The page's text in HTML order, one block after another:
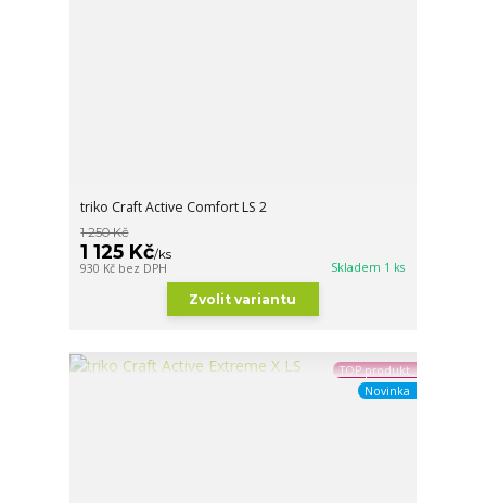
triko Craft Active Comfort LS 2
1 250 Kč
1 125 Kč/ks
930 Kč bez DPH Skladem 1 ks
Zvolit variantu
TOP produkt
Novinka